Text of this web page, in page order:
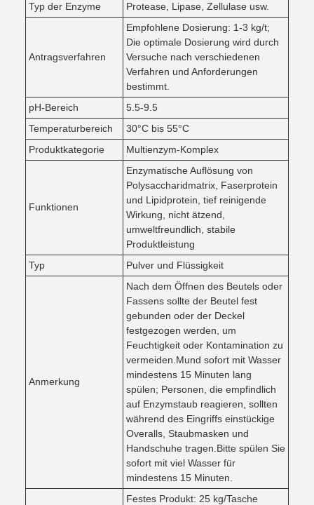
Typ der Enzyme
Protease, Lipase, Zellulase usw.
Antragsverfahren
Empfohlene Dosierung: 1-3 kg/t;
Die optimale Dosierung wird durch
Versuche nach verschiedenen
Verfahren und Anforderungen
bestimmt.
pH-Bereich
5.5-9.5
Temperaturbereich
30°C bis 55°C
Produktkategorie
Multienzym-Komplex
Funktionen
Enzymatische Auflösung von
Polysaccharidmatrix, Faserprotein
und Lipidprotein, tief reinigende
Wirkung, nicht ätzend,
umweltfreundlich, stabile
Produktleistung
Typ
Pulver und Flüssigkeit
Anmerkung
Nach dem Öffnen des Beutels oder
Fassens sollte der Beutel fest
gebunden oder der Deckel
festgezogen werden, um
Feuchtigkeit oder Kontamination zu
vermeiden.Mund sofort mit Wasser
mindestens 15 Minuten lang
spülen; Personen, die empfindlich
auf Enzymstaub reagieren, sollten
während des Eingriffs einstückige
Overalls, Staubmasken und
Handschuhe tragen.Bitte spülen Sie
sofort mit viel Wasser für
mindestens 15 Minuten.
Festes Produkt: 25 kg/Tasche